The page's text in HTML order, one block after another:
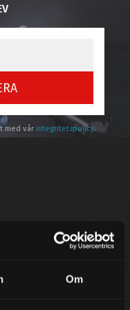
Om
med vår integritetspolicy.
2/7 -9/7 är